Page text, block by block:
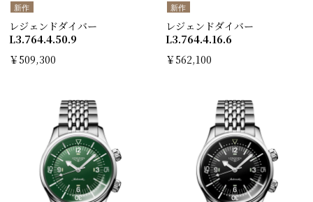
新作
レジェンドダイバー
L3.764.4.50.9
￥509,300
新作
レジェンドダイバー
L3.764.4.16.6
￥562,100